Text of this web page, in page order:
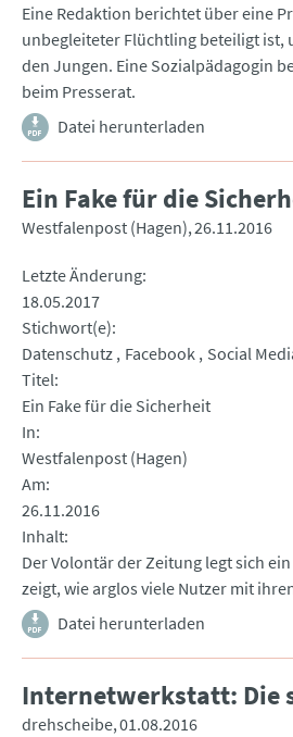
Eine Redaktion berichtet über eine
unbegleiteter Flüchtling beteiligt ist,
den Jungen. Eine Sozialpädagogin
beim Presserat.
Datei herunterladen
Ein Fake für die
Westfalenpost (Hagen) 26.11.2016
Letzte Änderung
18.05.2017
Stichwort(e)
Datenschutz Facebook Social
Titel
Ein Fake für die Sicherheit
In
Westfalenpost (Hagen)
Am
26.11.2016
Inhalt
Der Volontär der Zeitung legt sich
zeigt, wie arglos viele Nutzer mit
Datei herunterladen
Internetwerkstatt: Die
drehscheibe 01.08.2016